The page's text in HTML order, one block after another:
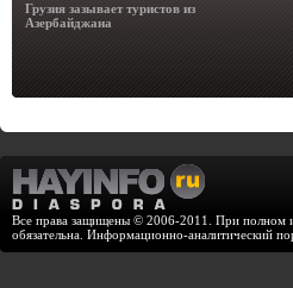
Грузия зазывает туристов из
Азербайджана
Все права защищены © 2006-2011. При полном
обязательна. Информационно-аналитический